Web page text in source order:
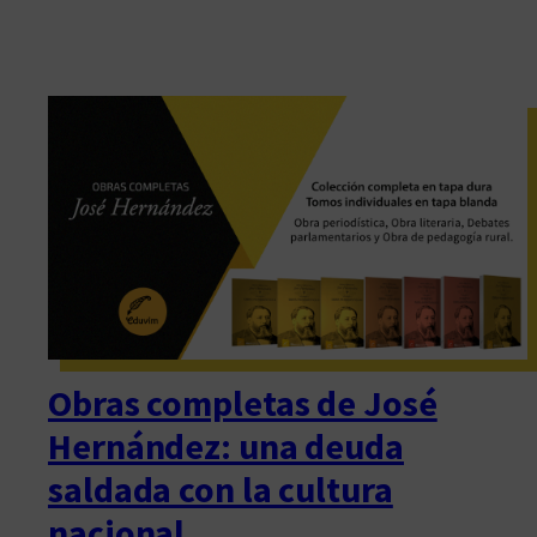
Obras completas de José
Hernández: una deuda
saldada con la cultura